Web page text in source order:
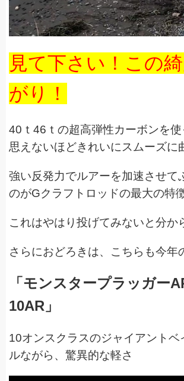
見て下さい！この
がり！
40ｔ46ｔの超高弾性カーボンを
思えないほどきれいにスムーズに
強い反発力でルアーを加速させて
のがGクラフトロッドの最大の特
これはやはり投げてみないと分か
さらにおどろきは、こちらも今年
「モンスタープラッガー
10AR」
10オンスクラスのジャイアントベ
ルながら、驚異的な軽さ